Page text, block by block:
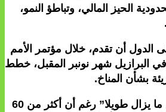
الحيز المالي، وتباطؤ النمو،
الدول أن تقدم، خلال مؤتمر الأمم
في البرازيل شهر نونبر المقبل، خطط
بشأن المناخ.
ولفت إلى أن “الطريق ما يزال طويلا” رغم أن أكثر من 60